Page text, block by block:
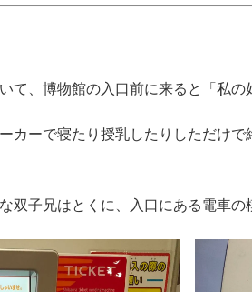
て、博物館の入口前に来ると「私の
カーで寝たり授乳したりしただけ
双子兄はとくに、入口にある電車の